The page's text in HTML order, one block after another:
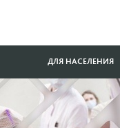
ДЛЯ НАСЕЛЕНИЯ